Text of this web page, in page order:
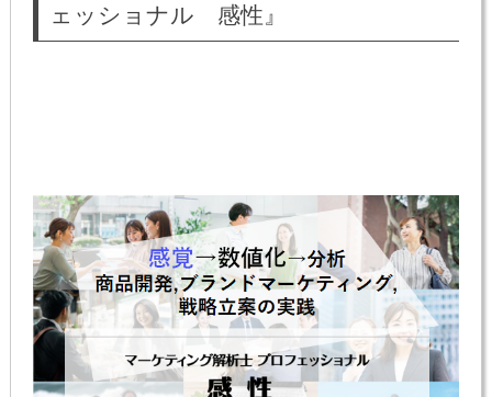
ェッショナル 感性』